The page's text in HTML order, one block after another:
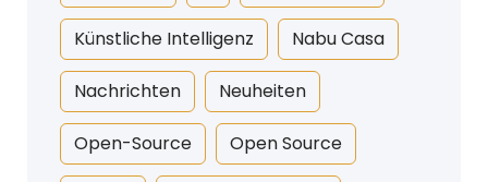
Künstliche Intelligenz Nabu Casa
Nachrichten Neuheiten
Open-Source Open Source